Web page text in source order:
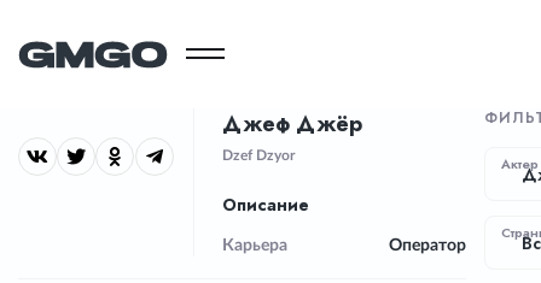
Джеф Джёр
Dzef Dzyor
Описание
Карьера Оператор
Актер